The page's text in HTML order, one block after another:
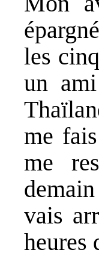
les
un
me
me
vais
heures